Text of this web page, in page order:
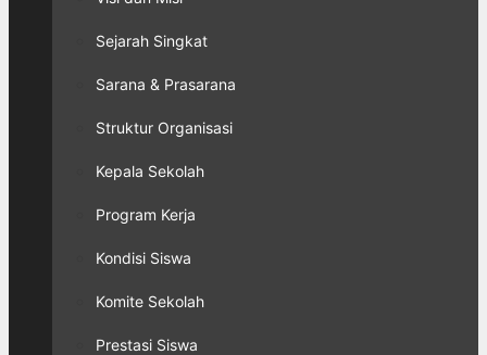
Sejarah Singkat
Sarana & Prasarana
Struktur Organisasi
Kepala Sekolah
Program Kerja
Kondisi Siswa
Komite Sekolah
Prestasi Siswa